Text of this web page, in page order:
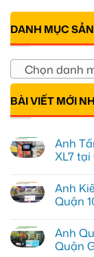
DANH MỤC
Chọn danh
BÀI VIẾT MỚI
Anh
XL7
bình
luận
ở
lắp
Camera
hành
Anh
Quận
bình
luận
ở
Anh
Quận